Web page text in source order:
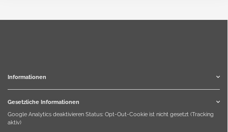
Informationen
Gesetzliche Informationen
Google Analytics deaktivieren Status: Opt-Out-Cookie ist nicht gesetzt (Tracking
aktiv)